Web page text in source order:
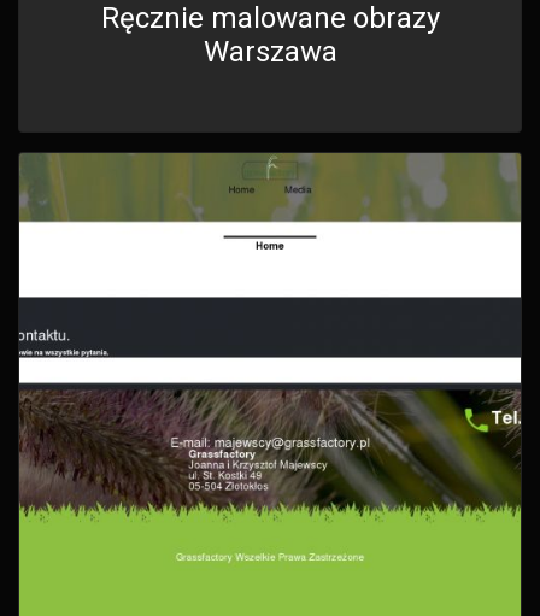
Ręcznie malowane obrazy
Warszawa